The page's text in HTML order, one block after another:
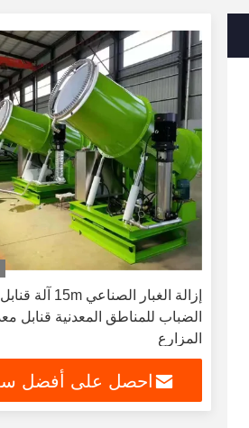
إزالة الغبار الصناعي 15m آلة قنابل
الضباب للمناطق المعدنية قنابل
المزارع
احصل على أفضل